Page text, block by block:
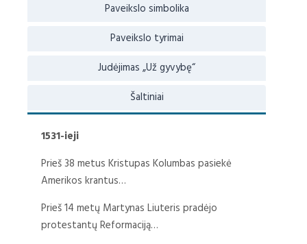
Paveikslo simbolika
Paveikslo tyrimai
Judėjimas „Už gyvybę“
Šaltiniai
1531-ieji
Prieš 38 metus Kristupas Kolumbas pasiekė
Amerikos krantus…
Prieš 14 metų Martynas Liuteris pradėjo
protestantų Reformaciją…